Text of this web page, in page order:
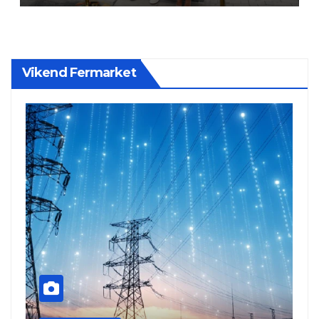
Vikend Fermarket